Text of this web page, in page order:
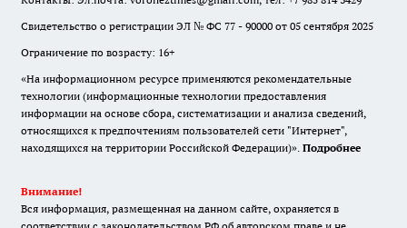
Свидетельство о регистрации ЭЛ № ФС 77 - 90000 от 05 сентября 2025
Ограничение по возрасту: 16+
«На информационном ресурсе применяются рекомендательные
технологии (информационные технологии предоставления
информации на основе сбора, систематизации и анализа сведений,
относящихся к предпочтениям пользователей сети "Интернет",
находящихся на территории Российской Федерации)». Подробнее
Внимание!
Вся информация, размещенная на данном сайте, охраняется в